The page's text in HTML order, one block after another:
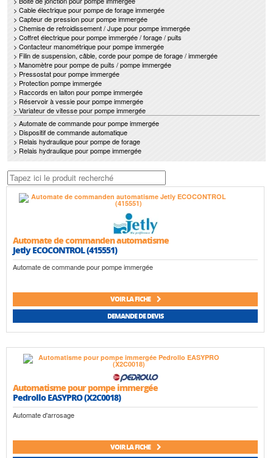
> Cable électrique pour pompe de forage immergée
> Capteur de pression pour pompe immergée
> Chemise de refroidissement / Jupe pour pompe immergée
> Coffret électrique pour pompe immergée / forage / puits
> Contacteur manométrique pour pompe immergée
> Filin de suspension, câble, corde pour pompe de forage / immergée
> Manomètre pour pompe de puits / pompe immergée
> Pressostat pour pompe immergée
> Protection pompe immergée
> Raccords en laiton pour pompe immergée
> Réservoir à vessie pour pompe immergée
> Variateur de vitesse pour pompe immergée
> Automate de commande pour pompe immergée
> Dispositif de commande automatique
> Relais hydraulique pour pompe de forage
> Relais hydraulique pour pompe immergée
Automate de commanden automatisme
Jetly ECOCONTROL (415551)
Automate de commande pour pompe immergée
VOIR LA FICHE
DEMANDE DE DEVIS
Automatisme pour pompe immergée
Pedrollo EASYPRO (X2C0018)
Automate d'arrosage
VOIR LA FICHE